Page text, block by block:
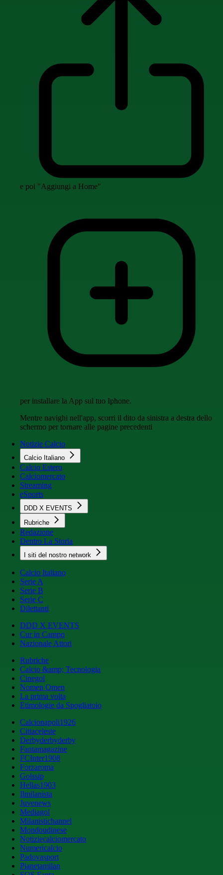
e poi "Aggiungi a Home"
per installare la App sul tuo Iphone.
Mentre navighi nell'app, scorri il dito da sinistra a destra dello
schermo per tornare alle pagine precedenti
Notizie Calcio
Calcio Italiano
Calcio Estero
Calciomercato
Streaming
eSports
DDD X EVENTS
Rubriche
Redazione
Dentro La Storia
I siti del nostro network
Calcio Italiano
Serie A
Serie B
Serie C
Dilettanti
DDD X EVENTS
Cur in Campo
Nazionale Attori
Rubriche
Calcio &amp; Tecnologia
Cinegol
Nomen Omen
La prima volta
Etimologie da Spogliatoio
Calcionapoli1926
Cittaceleste
Derbyderbyderby
Fantamagazine
FCInter1908
Forzaroma
Golssip
Hellas1903
Ilmilanista
Juvenews
Mediagol
Milanistichannel
Mondoudinese
Notiziecalciomercato
Numericalcio
Padovasport
Pianetamilan